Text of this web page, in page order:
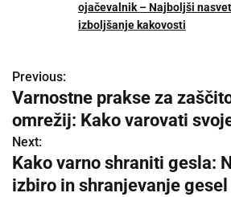
ojačevalnik – Najboljši
izboljšanje kakovosti
P
o
s
t
Previous:
Varnostne prakse za
omrežij: Kako varovati
Next:
Kako varno shraniti gesla:
izbiro in shranjevanje gesel